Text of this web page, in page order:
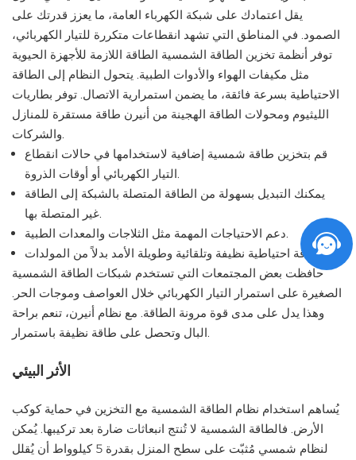
يقل اعتمادك على شبكة الكهرباء العامة، ما يعزز قدرتك على
الصمود. في المناطق التي تشهد انقطاعات متكررة للتيار الكهربائي،
توفر أنظمة تخزين الطاقة الشمسية الطاقة اللازمة للأجهزة الحيوية
مثل مكيفات الهواء والأدوات الطبية. يتحول النظام إلى الطاقة
الاحتياطية بسرعة فائقة، ما يضمن استمرارية الاتصال. توفر بطاريات
الليثيوم ومحولات الطاقة الهجينة من أنيرن طاقة مستقرة للمنازل
والشركات.
قم بتخزين طاقة شمسية إضافية لاستخدامها في حالات انقطاع
التيار الكهربائي أو أوقات الذروة.
يمكنك التبديل بسهولة من الطاقة المتصلة بالشبكة إلى الطاقة
غير المتصلة بها.
دعم الاحتياجات المهمة مثل الثلاجات والمعدات الطبية.
حافظت بعض المجتمعات التي تستخدم شبكات الطاقة الشمسية
الصغيرة على استمرار التيار الكهربائي خلال العواصف وموجات الحر.
وهذا يدل على مدى قوة مرونة الطاقة. مع نظام أنيرن، تنعم براحة
البال وتحصل على طاقة نظيفة باستمرار.
الأثر البيئي
يُساهم استخدام نظام الطاقة الشمسية مع التخزين في حماية كوكب
الأرض. فالطاقة الشمسية لا تُنتج انبعاثات ضارة بعد تركيبها. يُمكن
لنظام شمسي مُثبّت على سطح المنزل بقدرة 5 كيلوواط أن يُقلل